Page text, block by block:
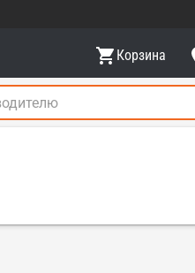
Корзина